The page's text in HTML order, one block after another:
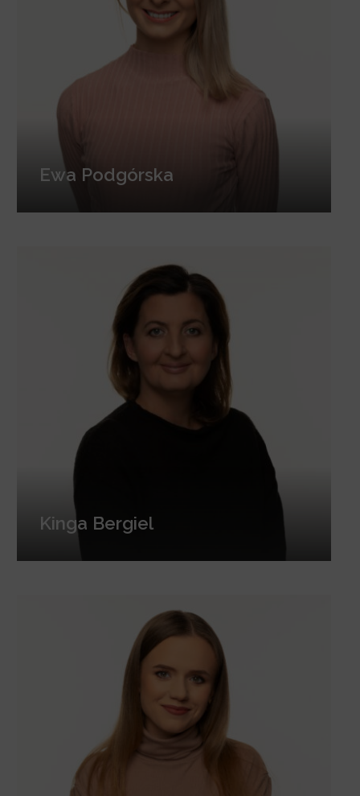
Ewa Podgórska
Kinga Bergiel